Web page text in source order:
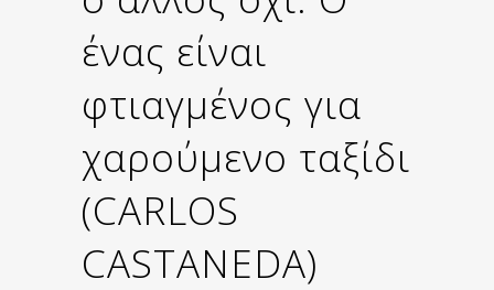
ένας είναι
φτιαγμένος για
χαρούμενο ταξίδι
(CARLOS
CASTANEDA)